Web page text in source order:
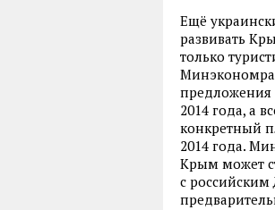
Ещё
развивать
только
предложения
2014 года, а
конкретный
2014 года.
Крым может
с